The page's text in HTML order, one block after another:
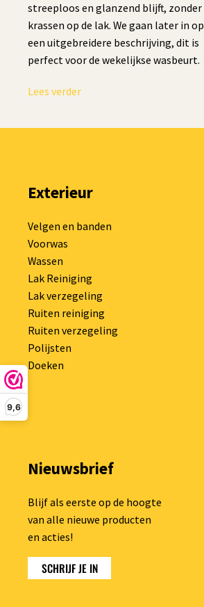
9,6
streeploos en glanzend blijft, zonder
krassen op de lak. We gaan later in op
een uitgebreidere beschrijving, dit is
perfect voor de wekelijkse wasbeurt.
Lees verder
Exterieur
Velgen en banden
Voorwas
Wassen
Lak Reiniging
Lak verzegeling
Ruiten reiniging
Ruiten verzegeling
Polijsten
Doeken
Nieuwsbrief
Blijf als eerste op de hoogte
van alle nieuwe producten
en acties!
SCHRIJF JE IN